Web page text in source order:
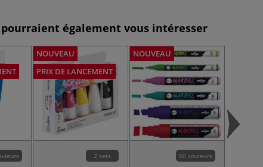
pourraient également vous intéresser
NOUVEAU
PRIX DE LANCEMENT
2 sets
NOUVEAU
50 couleurs